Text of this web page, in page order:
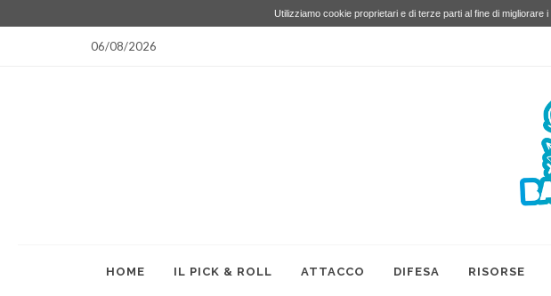
Utilizziamo cookie proprietari e di terze parti al fine di
06/08/2026
HOME IL PICK & ROLL ATTACCO DIFESA RISORSE